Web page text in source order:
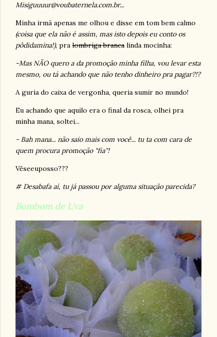
Misiguuuur@voubaternela.com.br...
Minha irmã apenas me olhou e disse em tom bem calmo
(coisa que ela não é assim, mas isto depois eu conto os
pôdidamina!), pra lombriga branca linda mocinha:
-Mas NÃO quero a da promoção minha filha, vou levar esta
mesmo, ou tá achando que não tenho dinheiro pra pagar?!?
A guria do caixa de vergonha, queria sumir no mundo!
Eu achando que aquilo era o final da rosca, olhei pra
minha mana, soltei...
- Bah mana... não saio mais com você... tu ta com cara de
quem procura promoção "fia"!
Vêseeuposso???
# Desabafa aí, tu já passou por alguma situação parecida?
Bombom de Uva